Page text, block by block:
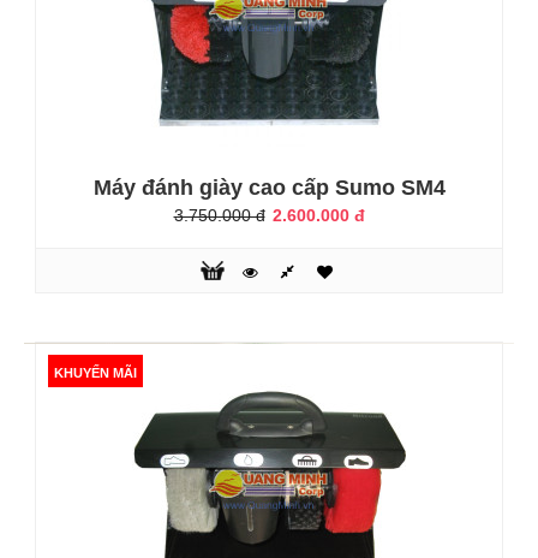
động chở nên rất phổ biến, nó không chỉ dùng cho cơ quan
doanh nghiệp mà nó còn là thiết bị cá nhân cần thiết của
mỗi người vì những tiện ích nó mang lại. Máy đánh giầy
Shiny SHN–G5 làm việc với chế độ cảm ứng hoàn toàn tự
động (Máy tự động chạy khi đưa giày vào, và tự động tắt từ
30-60 giâ..
KHUYẾN MÃI
Máy đánh giày cao cấp Sumo SM2
3.980.000 đ 2.900.000 đ
Máy đánh giày cao cấp Sumo SM4
3.750.000 đ 2.600.000 đ
KHUYẾN MÃI